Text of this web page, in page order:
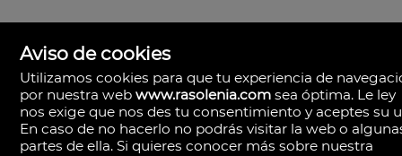
Aviso de cookies
Utilizamos cookies para que tu experiencia de
por nuestra webwww.rasolenia.com sea óptima. Le ley
nos exige que nos des tu consentimiento y aceptes su
En caso de no hacerlo no podrás visitar la web o
partes de ella. Si quieres conocer más sobre nuestra